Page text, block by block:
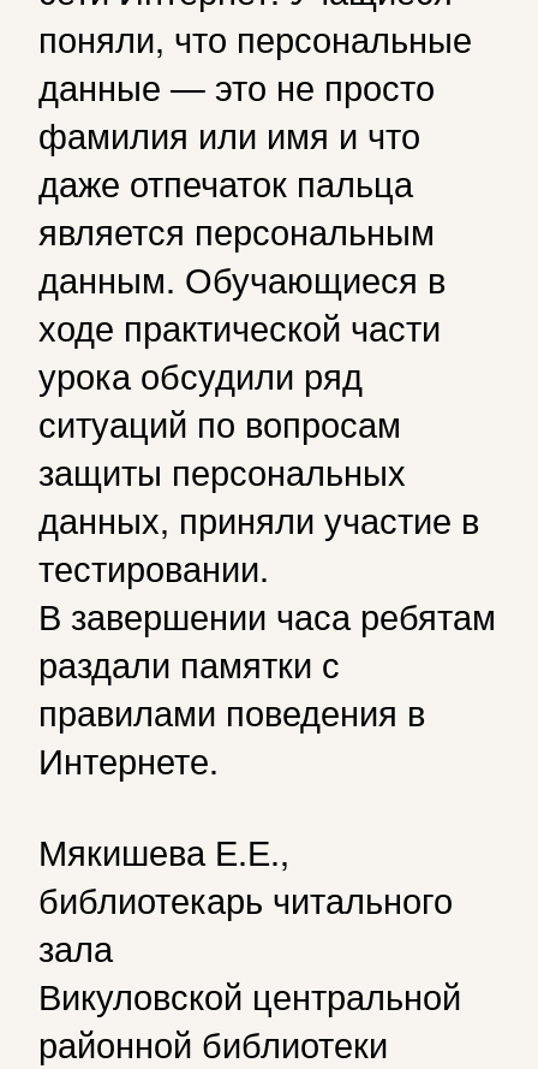
поняли, что персональные
данные — это не просто
фамилия или имя и что
даже отпечаток пальца
является персональным
данным. Обучающиеся в
ходе практической части
урока обсудили ряд
ситуаций по вопросам
защиты персональных
данных, приняли участие в
тестировании.
В завершении часа ребятам
раздали памятки с
правилами поведения в
Интернете.
Мякишева Е.Е.,
библиотекарь читального
зала
Викуловской центральной
районной библиотеки